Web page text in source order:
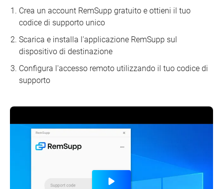
Crea un account RemSupp gratuito e ottieni il tuo
codice di supporto unico
Scarica e installa l'applicazione RemSupp sul
dispositivo di destinazione
Configura l'accesso remoto utilizzando il tuo codice di
supporto